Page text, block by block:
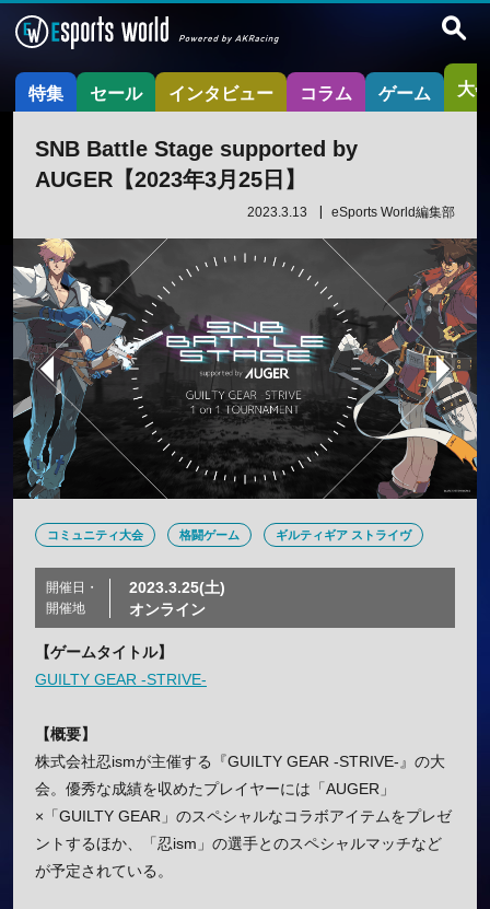
特集 セール インタビュー コラム ゲーム 大
SNB Battle Stage supported by
AUGER【2023年3月25日】
2023.3.13 eSports World編集部
コミュニティ大会 格闘ゲーム ギルティギア ストライヴ
開催日・
開催地
2023.3.25(土)
オンライン
【ゲームタイトル】
GUILTY GEAR -STRIVE-
【概要】
株式会社忍ismが主催する『GUILTY GEAR -STRIVE-』の大
会。優秀な成績を収めたプレイヤーには「AUGER」
×「GUILTY GEAR」のスペシャルなコラボアイテムをプレゼ
ントするほか、「忍ism」の選手とのスペシャルマッチなど
が予定されている。